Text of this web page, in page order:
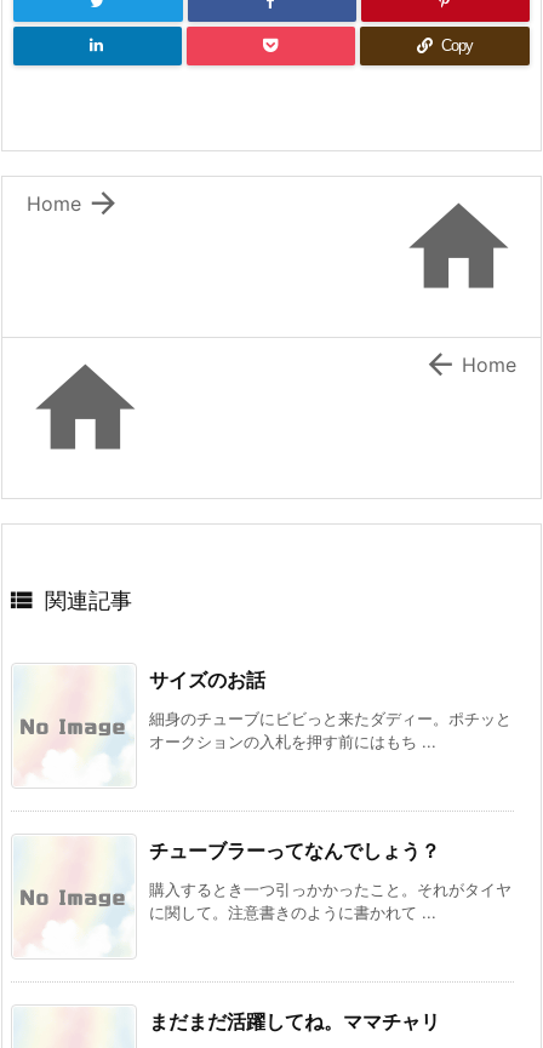
Copy


Home
  Home
 関連記事
サイズのお話
細身のチューブにビビっと来たダディー。ポチッと
オークションの入札を押す前にはもち ...
チューブラーってなんでしょう？
購入するとき一つ引っかかったこと。それがタイヤ
に関して。注意書きのように書かれて ...
まだまだ活躍してね。ママチャリ